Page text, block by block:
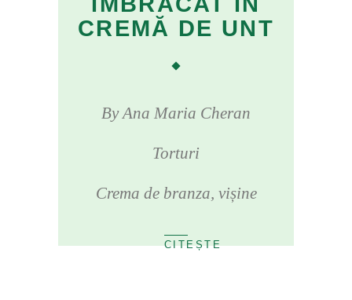
CREMĂ DE UNT
ByAna Maria Cheran
Torturi
Crema de branza, vișine